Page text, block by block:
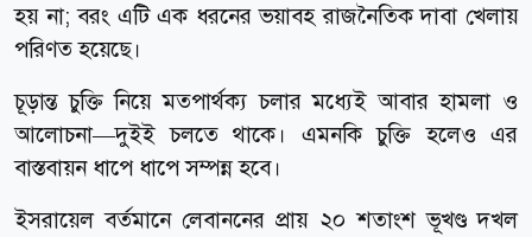
হয় না; বরং এটি এক ধরনের ভয়াবহ রাজনৈতিক দাবা খেলায়
পরিণত হয়েছে।
চূড়ান্ত চুক্তি নিয়ে মতপার্থক্য চলার মধ্যেই আবার হামলা ও
আলোচনা—দুইই চলতে থাকে। এমনকি চুক্তি হলেও এর
বাস্তবায়ন ধাপে ধাপে সম্পন্ন হবে।
ইসরায়েল বর্তমানে লেবাননের প্রায় ২০ শতাংশ ভূখণ্ড দখল